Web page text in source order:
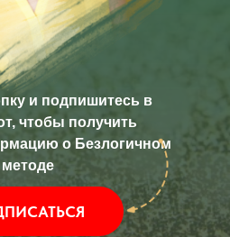
и подпишитесь в
чтобы получить
о Безлогичном
методе